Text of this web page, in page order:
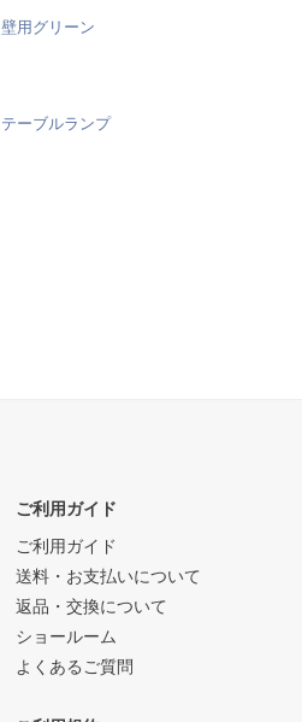
壁用グリーン
テーブルランプ
ご利用ガイド
ご利用ガイド
送料・お支払いについて
返品・交換について
ショールーム
よくあるご質問